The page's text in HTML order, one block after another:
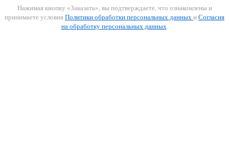
Нажимая кнопку «Заказать», вы подтверждаете, что ознакомлены и
принимаете условия Политики обработки персональных данных и Согласия
на обработку персональных данных.